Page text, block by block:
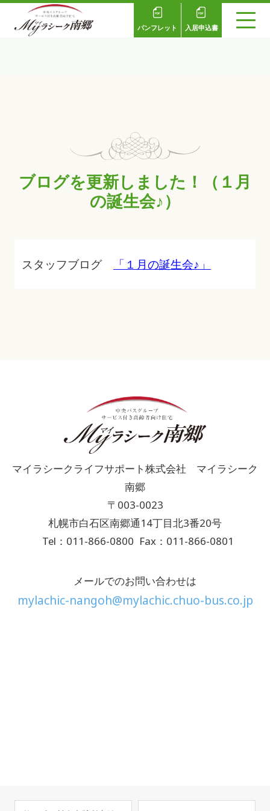
パンフレット 入居申込書
ブログを更新しました！（１月
の誕生会♪）
スタッフブログ 「１月の誕生会♪」
マイラシークライフサポート株式会社 マイラシーク
南郷
〒003-0023
札幌市白石区南郷通14丁目北3番20号
Tel：011-866-0800 Fax：011-866-0801
メールでのお問い合わせは
mylachic-nangoh@mylachic.chuo-bus.co.jp